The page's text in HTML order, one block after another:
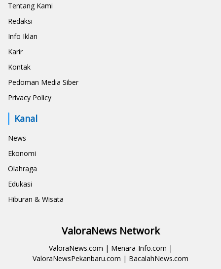
Tentang Kami
Redaksi
Info Iklan
Karir
Kontak
Pedoman Media Siber
Privacy Policy
Kanal
News
Ekonomi
Olahraga
Edukasi
Hiburan & Wisata
ValoraNews Network
ValoraNews.com | Menara-Info.com |
ValoraNewsPekanbaru.com | BacalahNews.com